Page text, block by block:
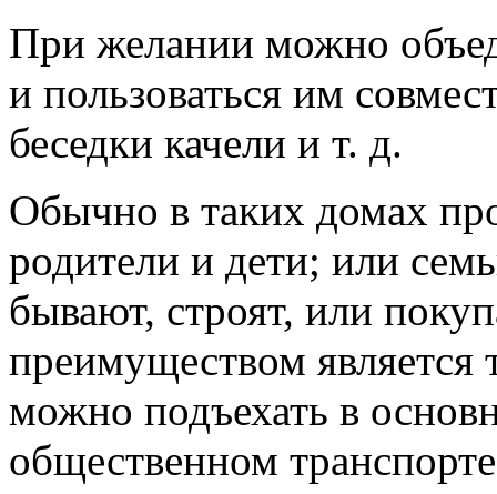
При желании можно
и пользоваться им
беседки качели и т. д.
Обычно в таких домах
родители и дети; или
бывают, строят, или
преимуществом является
можно подъехать в
общественном